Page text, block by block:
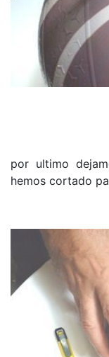
por ultimo
hemos cortado